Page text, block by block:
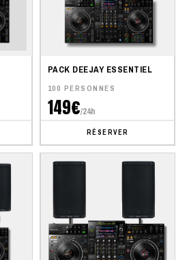
PACK DEEJAY ESSENTIEL
100 PERSONNES
149€/24h
RÉSERVER